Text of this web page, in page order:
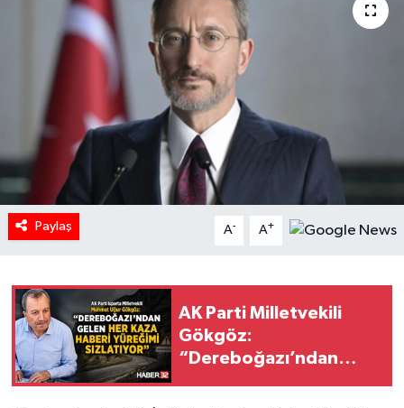
Paylaş A- A+
AK Parti Milletvekili
Gökgöz:
“Dereboğazı’ndan
GENEL
Güncel
HABERDE İNSAN
İlginç
KÜLTÜR SANAT
Oyun
POLİTİKA
RESMİ İLANLAR
Haber Arşivi